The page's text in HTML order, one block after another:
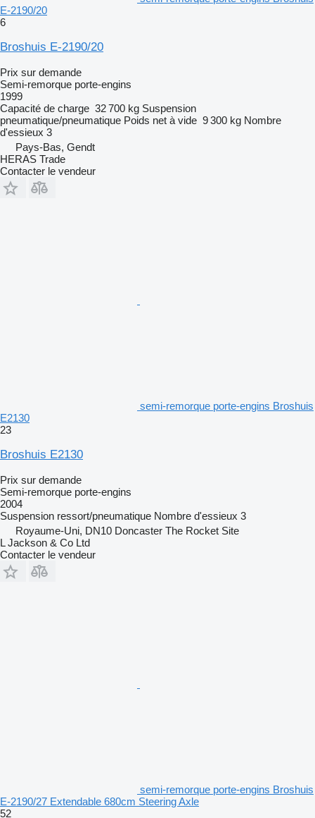
E-2190/20
6
Broshuis E-2190/20
Prix sur demande
Semi-remorque porte-engins
1999
Capacité de charge 32 700 kg Suspension
pneumatique/pneumatique Poids net à vide 9 300 kg Nombre
d'essieux 3
Pays-Bas, Gendt
HERAS Trade
Contacter le vendeur
semi-remorque porte-engins Broshuis
E2130
23
Broshuis E2130
Prix sur demande
Semi-remorque porte-engins
2004
Suspension ressort/pneumatique Nombre d'essieux 3
Royaume-Uni, DN10 Doncaster The Rocket Site
L Jackson & Co Ltd
Contacter le vendeur
semi-remorque porte-engins Broshuis
E-2190/27 Extendable 680cm Steering Axle
52